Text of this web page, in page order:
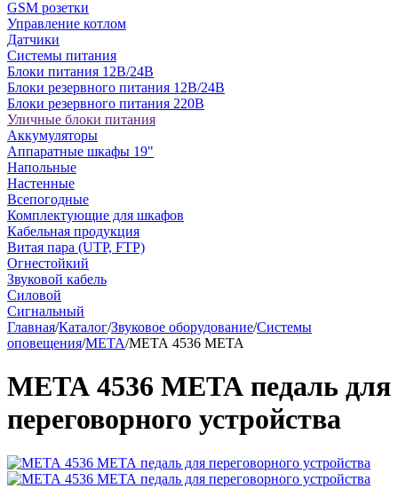
GSM розетки
Управление котлом
Датчики
Системы питания
Блоки питания 12В/24В
Блоки резервного питания 12В/24В
Блоки резервного питания 220В
Уличные блоки питания
Аккумуляторы
Аппаратные шкафы 19"
Напольные
Настенные
Всепогодные
Комплектующие для шкафов
Кабельная продукция
Витая пара (UTP, FTP)
Огнестойкий
Звуковой кабель
Силовой
Сигнальный
Главная/Каталог/Звуковое оборудование/Системы
оповещения/МЕТА/МЕТА 4536 МЕТА
МЕТА 4536 МЕТА педаль для
переговорного устройства